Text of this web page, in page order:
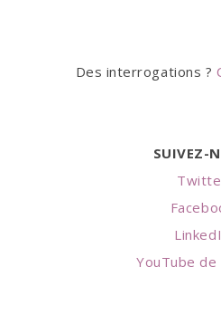
Des interrogations ?
SUIVEZ-
YouTube